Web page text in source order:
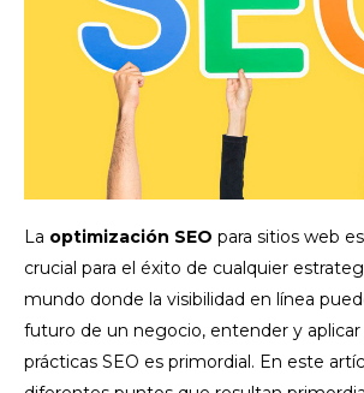
La optimización SEO para sitios web
crucial para el éxito de cualquier
mundo donde la visibilidad en línea
futuro de un negocio, entender y aplicar
prácticas SEO es primordial. En este